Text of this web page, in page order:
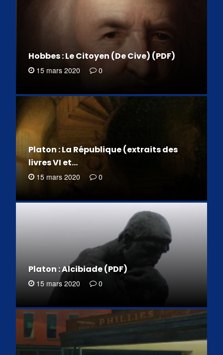
Hobbes : Le Citoyen (De Cive) (PDF)
15 mars 2020 0
Platon : La République (extraits des
livres VI et…
15 mars 2020 0
Platon : Alcibiade (PDF)
15 mars 2020 0